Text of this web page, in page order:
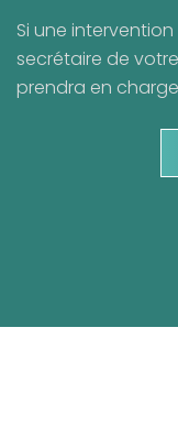
Si une
secrétaire de
prendra en